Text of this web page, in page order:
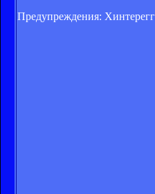
Предупреждения: